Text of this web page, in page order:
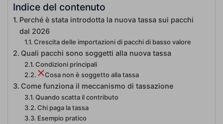
Indice del contenuto
Perché è stata introdotta la nuova tassa sui pacchi
dal 2026
Crescita delle importazioni di pacchi di basso valore
Quali pacchi sono soggetti alla nuova tassa
Condizioni principali
Cosa non è soggetto alla tassa
Come funziona il meccanismo di tassazione
Quando scatta il contributo
Chi paga la tassa
Esempio pratico